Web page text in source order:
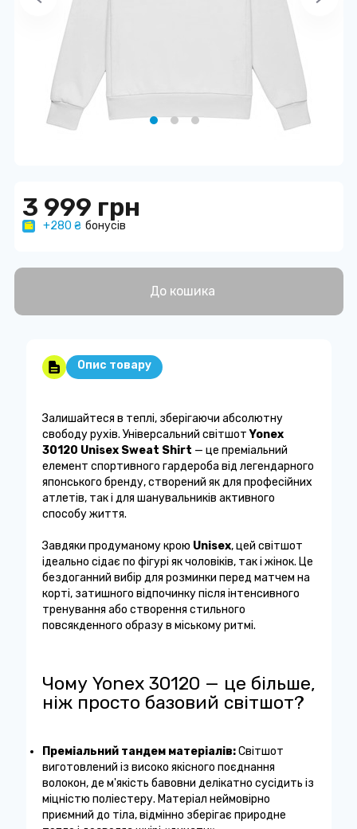
3 999 грн
+280 ₴ бонусів
До кошика
Опис товару
Залишайтеся в теплі, зберігаючи абсолютну
свободу рухів. Універсальний світшотYonex
30120 Unisex Sweat Shirt — це преміальний
елемент спортивного гардероба від легендарного
японського бренду, створений як для професійних
атлетів, так і для шанувальників активного
способу життя.
Завдяки продуманому крою Unisex, цей світшот
ідеально сідає по фігурі як чоловіків, так і жінок. Це
бездоганний вибір для розминки перед матчем на
корті, затишного відпочинку після інтенсивного
тренування або створення стильного
повсякденного образу в міському ритмі.
Чому Yonex 30120 — це більше,
ніж просто базовий світшот?
Преміальний тандем матеріалів:Світшот
виготовлений із високо якісного поєднання
волокон, де м'якість бавовни делікатно сусідить із
міцністю поліестеру. Матеріал неймовірно
приємний до тіла, відмінно зберігає природне